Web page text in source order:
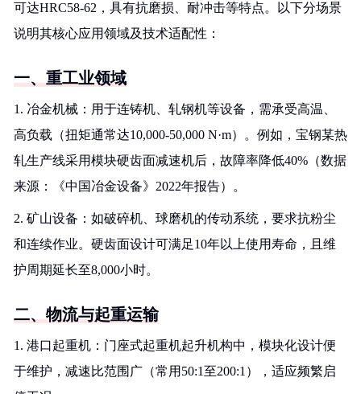
可达HRC58-62，具有抗磨损、耐冲击等特点。以下分场景
说明其核心应用领域及技术适配性：
一、重工业领域
1. 冶金机械：用于连铸机、轧钢机等设备，需承受高温、
高负载（扭矩通常达10,000-50,000 N·m）。例如，宝钢某热
轧生产线采用模块硬齿面减速机后，故障率降低40%（数据
来源：《中国冶金设备》2022年报告）。
2. 矿山设备：如破碎机、球磨机的传动系统，要求抗粉尘
和连续作业。硬齿面设计可满足10年以上使用寿命，且维
护周期延长至8,000小时。
二、物流与起重运输
1. 港口起重机：门座式起重机起升机构中，模块化设计便
于维护，减速比范围广（常用50:1至200:1），适应频繁启